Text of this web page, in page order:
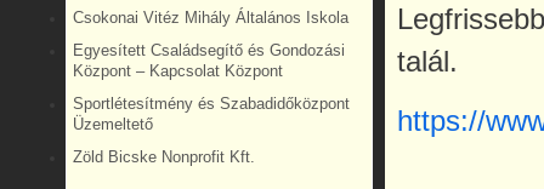
Csokonai Vitéz Mihály Általános Iskola
Egyesített Családsegítő és Gondozási
Központ – Kapcsolat Központ
Sportlétesítmény és Szabadidőközpont
Üzemeltető
Zöld Bicske Nonprofit Kft.
talál.
https://